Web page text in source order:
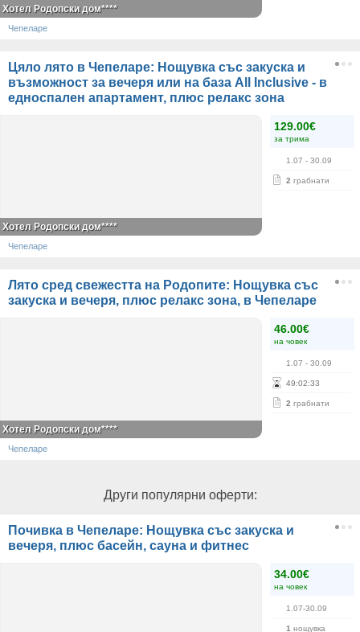
Хотел Родопски дом****
Чепеларе
Цяло лято в Чепеларе: Нощувка със закуска и
възможност за вечеря или на база All Inclusive - в
едноспален апартамент, плюс релакс зона
129.00€
за трима
1.07 - 30.09
2 грабнати
Хотел Родопски дом****
Чепеларе
Лято сред свежестта на Родопите: Нощувка със
закуска и вечеря, плюс релакс зона, в Чепеларе
46.00€
на човек
1.07 - 30.09
49:02:33
2 грабнати
Хотел Родопски дом****
Чепеларе
Други популярни оферти:
Почивка в Чепеларе: Нощувка със закуска и
вечеря, плюс басейн, сауна и фитнес
34.00€
на човек
1.07-30.09
1 нощувка